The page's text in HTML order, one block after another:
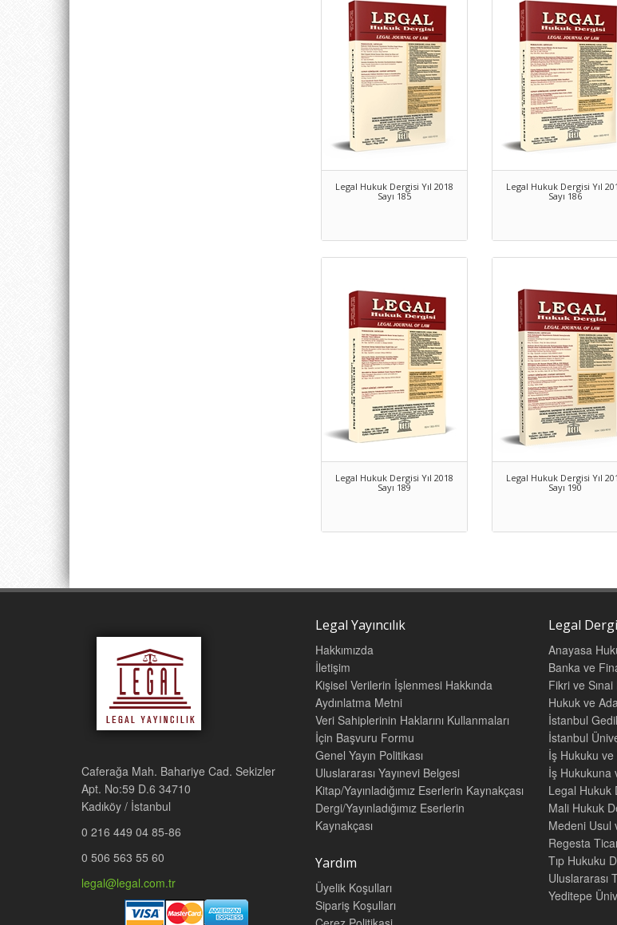
Legal Hukuk Dergisi Yıl 2018
Sayı 185
Legal Hukuk Dergisi Yıl
Sayı 186
Legal Hukuk Dergisi Yıl 2018
Sayı 189
Legal Hukuk Dergisi Yıl
Sayı 190
Caferağa Mah. Bahariye Cad. Sekizler
Apt. No:59 D.6 34710
Kadıköy / İstanbul
0 216 449 04 85-86
0 506 563 55 60
legal@legal.com.tr
Legal Yayıncılık
Hakkımızda
İletişim
Kişisel Verilerin İşlenmesi Hakkında
Aydınlatma Metni
Veri Sahiplerinin Haklarını Kullanmaları
İçin Başvuru Formu
Genel Yayın Politikası
Uluslararası Yayınevi Belgesi
Kitap/Yayınladığımız Eserlerin Kaynakçası
Dergi/Yayınladığımız Eserlerin
Kaynakçası
Yardım
Üyelik Koşulları
Sipariş Koşulları
Legal
Anayasa
Banka ve
Fikri ve
Hukuk ve
İstanbul
İstanbul
İş Hukuku
İş Hukukuna
Legal Hukuk
Mali Hukuk
Medeni Usul
Regesta
Tıp Hukuku
Uluslararası
Yeditepe